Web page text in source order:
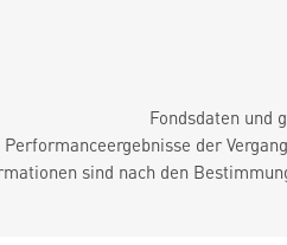
Fondsdaten und
Performanceergebnisse der
sind nach den